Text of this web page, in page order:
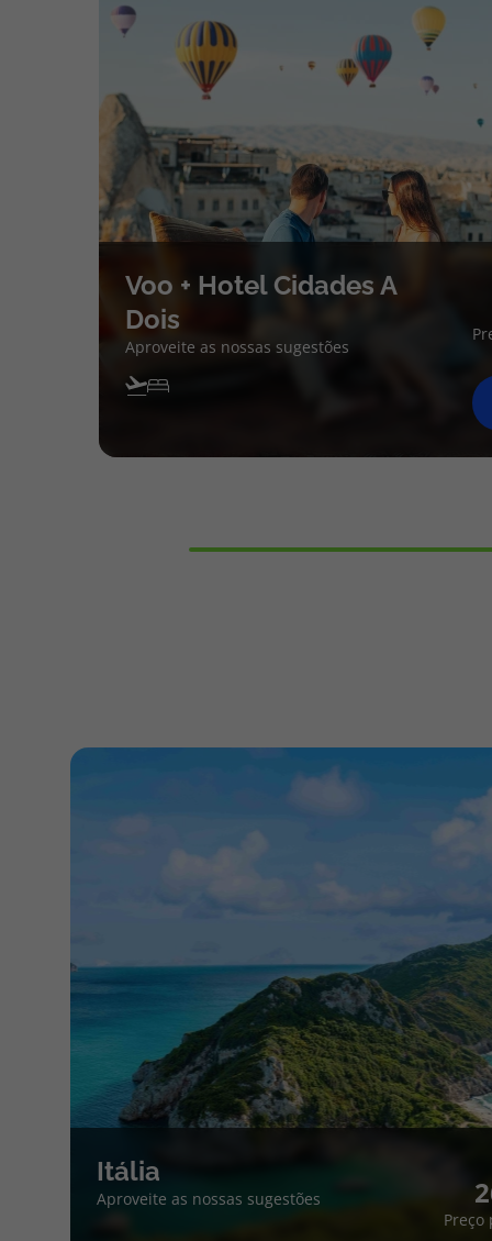
Voo + Hotel Cidades A
Dois
Aproveite as nossas sugestões
Itália
Aproveite as nossas sugestões
Preço